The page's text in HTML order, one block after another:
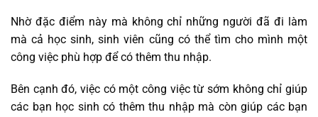
Nhờ đặc điểm này mà không chỉ những người đã đi làm
mà cả học sinh, sinh viên cũng có thể tìm cho mình một
công việc phù hợp để có thêm thu nhập.
Bên cạnh đó, việc có một công việc từ sớm không chỉ giúp
các bạn học sinh có thêm thu nhập mà còn giúp các bạn